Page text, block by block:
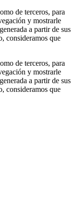
de terceros, para
y mostrarle
a partir de sus
consideramos que
de terceros, para
y mostrarle
a partir de sus
consideramos que